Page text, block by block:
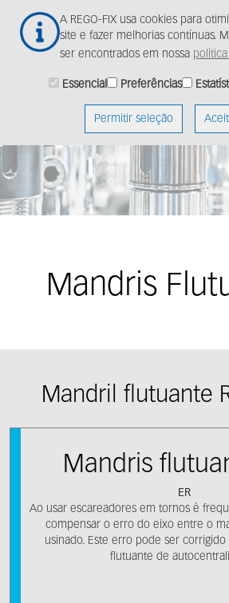
A REGO-FIX usa cookies para
site e fazer melhorias contínuas.
ser encontrados em nossa
Essencial Preferências
Permitir seleção
para
Mandris
Mandril flutuante
Mandris
ER
Ao usar escareadores em tornos é
compensar o erro do eixo entre o
usinado. Este erro pode ser corrigido
flutuante de